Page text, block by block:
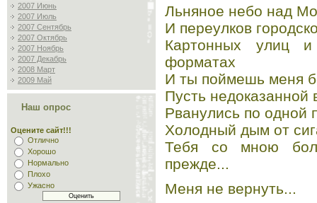
2007 Июнь
2007 Июль
2007 Сентябрь
2007 Октябрь
2007 Ноябрь
2007 Декабрь
2008 Март
2009 Май
Наш опрос
Оцените сайт!!!
Отлично
Хорошо
Нормально
Плохо
Ужасно
Льняное небо над
И переулков
Картонных улиц
форматах
И ты поймешь меня
Пусть недоказанной
Рванулись по одной
Холодный дым от
Тебя со мною
прежде...
Меня не вернуть...